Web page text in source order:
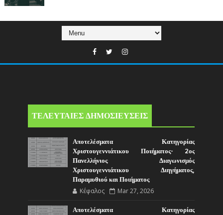
ΤΕΛΕΥΤΑΙΕΣ ΔΗΜΟΣΙΕΥΣΕΙΣ
Αποτελέσματα Κατηγορίας
Χριστουγεννιάτικου Ποιήματος- 2ος
Πανελλήνιος Διαγωνισμός
Χριστουγεννιάτικου Διηγήματος,
Παραμυθιού και Ποιήματος
Κέφαλος Mar 27, 2026
Αποτελέσματα Κατηγορίας